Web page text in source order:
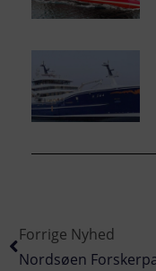
Forrige Nyhed